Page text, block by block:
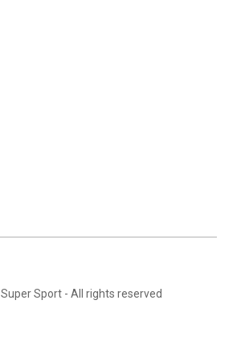
Super Sport- All rights reserved